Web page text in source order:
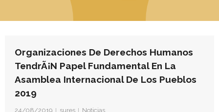
- Derechos Humanos, DiÃ¡logo y Paz
- Derechos humanos y medidas coercitivas unilaterales
Revistas
Organizaciones De Derechos Humanos
TendrÃ¡n Papel Fundamental En La
Asamblea Internacional De Los Pueblos
2019
24/08/2019 sures
Noticias